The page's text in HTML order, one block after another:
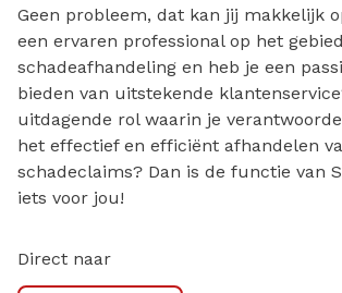
Geen probleem, dat kan jij makkelijk
een ervaren professional op het
schadeafhandeling en heb je een
bieden van uitstekende
uitdagende rol waarin je
het effectief en efficiënt afhandelen
schadeclaims? Dan is de functie van
iets voor jou!
Direct naar